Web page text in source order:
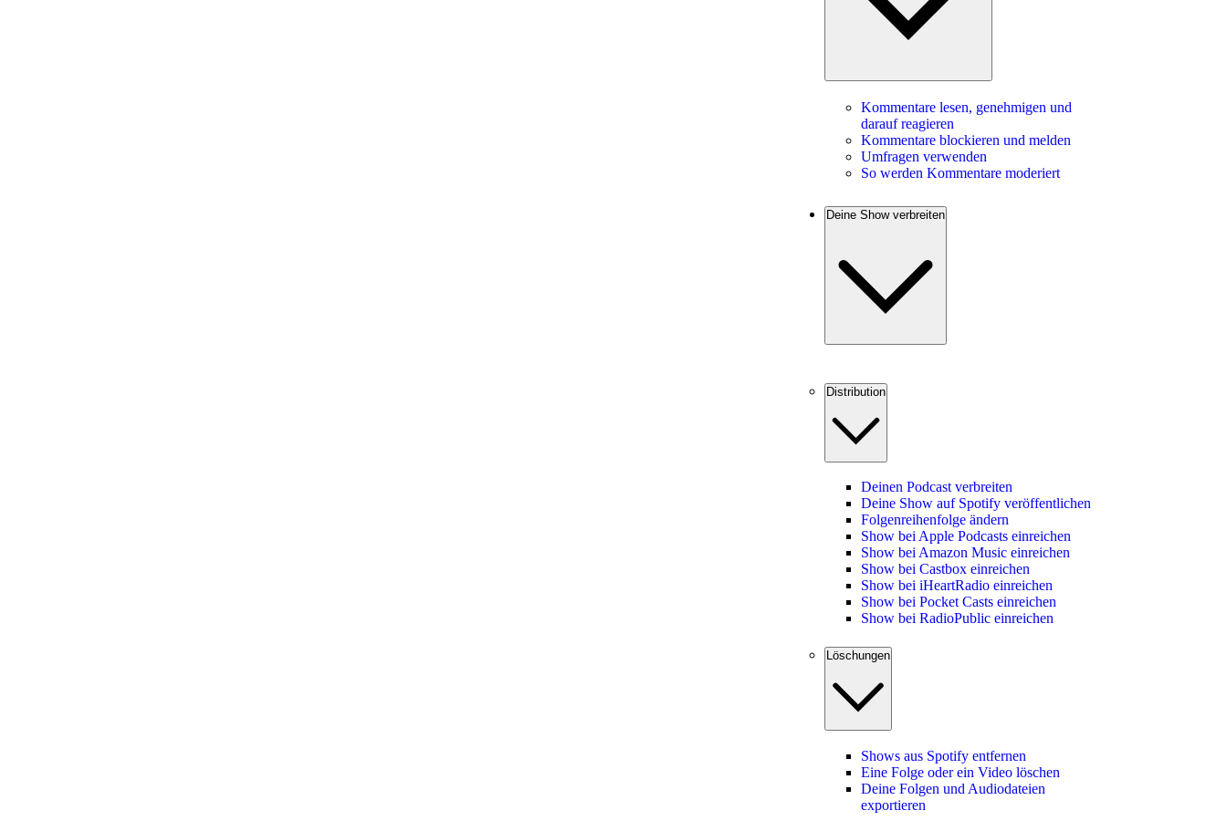
Kommentare lesen, genehmigen und
darauf reagieren
Kommentare blockieren und melden
Umfragen verwenden
So werden Kommentare moderiert
Deine Show verbreiten
Distribution
Deinen Podcast verbreiten
Deine Show auf Spotify veröffentlichen
Folgenreihenfolge ändern
Show bei Apple Podcasts einreichen
Show bei Amazon Music einreichen
Show bei Castbox einreichen
Show bei iHeartRadio einreichen
Show bei Pocket Casts einreichen
Show bei RadioPublic einreichen
Löschungen
Shows aus Spotify entfernen
Eine Folge oder ein Video löschen
Deine Folgen und Audiodateien
exportieren